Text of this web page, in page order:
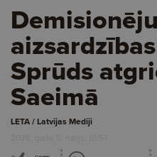
Sprūds
Saeimā
LETA / Latvijas Mediji
2026. gada 11. maijs, 10:57